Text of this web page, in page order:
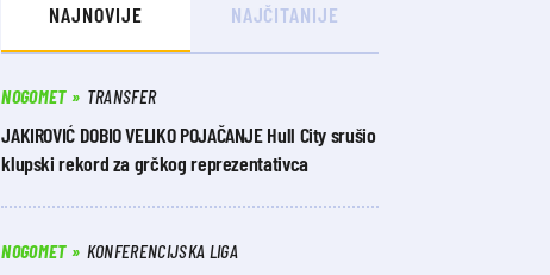
NAJNOVIJE NAJČITANIJE
NOGOMET TRANSFER
JAKIROVIĆ DOBIO VELIKO POJAČANJE Hull City srušio
klupski rekord za grčkog reprezentativca
NOGOMET KONFERENCIJSKA LIGA